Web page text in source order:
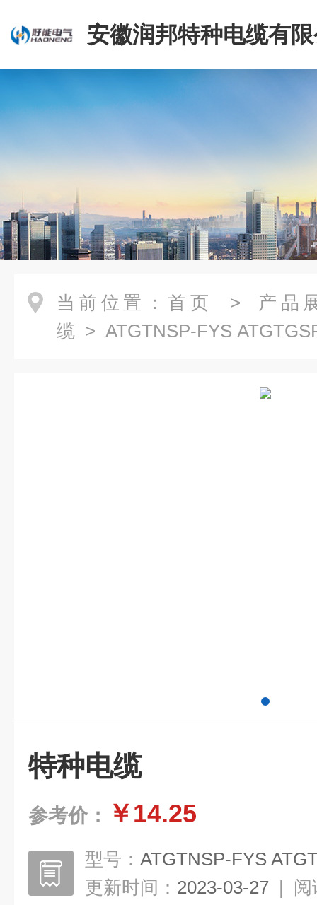
安徽润邦特种电缆有
当前位置： 首页 > 产品
缆 > ATGTNSP-FYS
特种电缆
参考价： ￥14.25
型号： ATGTNSP-FYS
更新时间： 2023-03-27 | 阅